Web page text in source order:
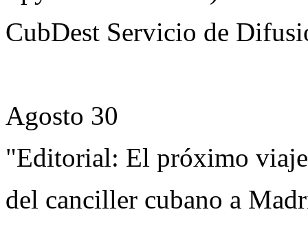
CubDest Servicio de
Agosto 30
"Editorial: El próximo viaje
del canciller cubano a